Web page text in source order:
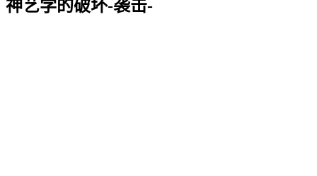
神艺学的破坏-袭击-